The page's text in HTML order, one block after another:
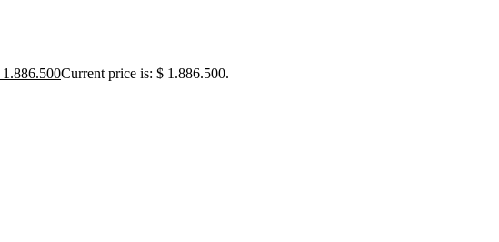
1.886.500Current price is: $ 1.886.500.